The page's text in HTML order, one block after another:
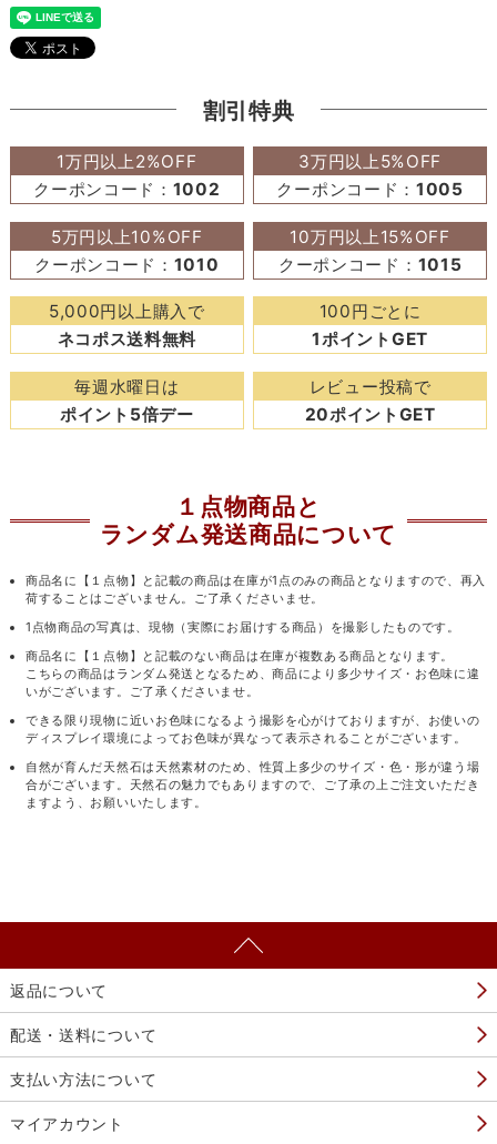
割引特典
1万円以上2%OFF
クーポンコード： 1002
3万円以上5%OFF
クーポンコード：1005
5万円以上10%OFF
クーポンコード： 1010
10万円以上15%OFF
クーポンコード： 1015
5,000円以上購入で
ネコポス送料無料
100円ごとに
1ポイントGET
毎週水曜日は
ポイント5倍デー
レビュー投稿で
20ポイントGET
１点物商品と
ランダム発送商品について
商品名に【１点物】と記載の商品は在庫が1点のみの商品となりますので、再入
荷することはございません。ご了承くださいませ。
1点物商品の写真は、現物（実際にお届けする商品）を撮影したものです。
商品名に【１点物】と記載のない商品は在庫が複数ある商品となります。
こちらの商品はランダム発送となるため、商品により多少サイズ・お色味に違
いがございます。ご了承くださいませ。
できる限り現物に近いお色味になるよう撮影を心がけておりますが、お使いの
ディスプレイ環境によってお色味が異なって表示されることがございます。
自然が育んだ天然石は天然素材のため、性質上多少のサイズ・色・形が違う場
合がございます。天然石の魅力でもありますので、ご了承の上ご注文いただき
ますよう、お願いいたします。
返品について
配送・送料について
支払い方法について
マイアカウント